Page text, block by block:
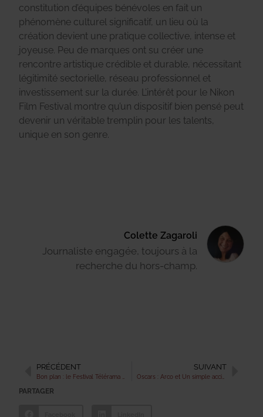
constitution d’équipes bénévoles en fait un
phénomène culturel significatif, un lieu où la
création devient une pratique collective, intense et
joyeuse. Peu de marques ont su créer une
rencontre artistique crédible et durable, nécessitant
légitimité sectorielle, réseau professionnel et
investissement sur la durée. L’intérêt pour le Nikon
Film Festival montre qu’un dispositif bien pensé peut
devenir un véritable tremplin pour les talents,
unique en son genre.
Colette Zagaroli
Journaliste engagée, toujours à la
recherche du hors-champ.
PRÉCÉDENT SUIVANT
Oscars : Arco et Un simple accident, Sirat… la France en force aux nominations
PARTAGER